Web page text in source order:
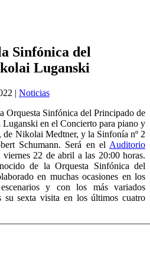
Sinfónica del
Luganski
| Noticias
Orquesta Sinfónica del Principado de
en el Concierto para piano y
, de Nikolai Medtner, y la Sinfonía nº 2
Schumann. Será en el Auditorio
22 de abril a las 20:00 horas.
de la Orquesta Sinfónica del
en muchas ocasiones en los
y con los más variados
su sexta visita en los últimos cuatro